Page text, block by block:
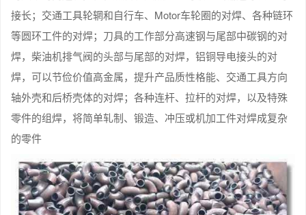
接长；交通工具轮辋和自行车、Motor车轮圈的对焊、各种链环
等圆环工件的对焊；刀具的工作部分高速钢与尾部中碳钢的对
焊，柴油机排气阀的头部与尾部的对焊，铝铜导电接头的对
焊，可以节俭价值高金属，提升产品质性格能、交通工具方向
轴外壳和后桥壳体的对焊；各种连杆、拉杆的对焊，以及特殊
零件的组焊，将简单轧制、锻造、冲压或机加工件对焊成复杂
的零件